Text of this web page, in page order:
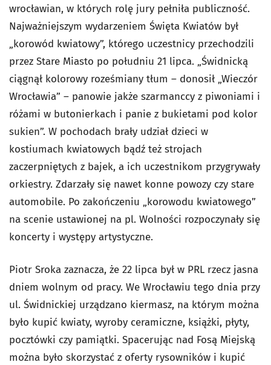
wrocławian, w których rolę jury pełniła publiczność.
Najważniejszym wydarzeniem Święta Kwiatów był
„korowód kwiatowy”, którego uczestnicy przechodzili
przez Stare Miasto po południu 21 lipca. „Świdnicką
ciągnął kolorowy roześmiany tłum – donosił „Wieczór
Wrocławia” – panowie jakże szarmanccy z piwoniami i
różami w butonierkach i panie z bukietami pod kolor
sukien”. W pochodach brały udział dzieci w
kostiumach kwiatowych bądź też strojach
zaczerpniętych z bajek, a ich uczestnikom przygrywały
orkiestry. Zdarzały się nawet konne powozy czy stare
automobile. Po zakończeniu „korowodu kwiatowego”
na scenie ustawionej na pl. Wolności rozpoczynały się
koncerty i występy artystyczne.
Piotr Sroka zaznacza, że 22 lipca był w PRL rzecz jasna
dniem wolnym od pracy. We Wrocławiu tego dnia przy
ul. Świdnickiej urządzano kiermasz, na którym można
było kupić kwiaty, wyroby ceramiczne, książki, płyty,
pocztówki czy pamiątki. Spacerując nad Fosą Miejską
można było skorzystać z oferty rysowników i kupić